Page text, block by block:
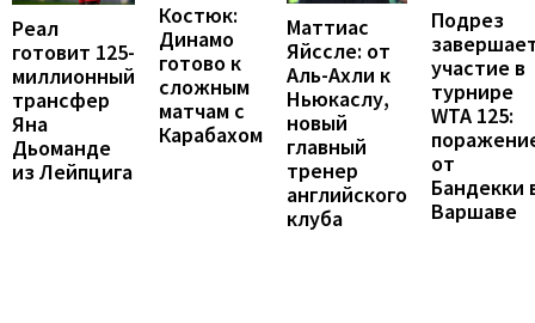
Реал
готовит 125-
миллионный
трансфер
Яна
Дьоманде
из Лейпцига
Костюк:
Динамо
готово к
сложным
матчам с
Карабахом
Маттиас
Яйссле: от
Аль-Ахли к
Ньюкаслу,
новый
главный
тренер
английского
клуба
Подрез
участие в
турнире
WTA 125:
от
Бандекки
Варшаве